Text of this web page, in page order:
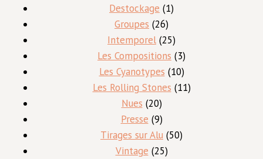
produits
Destockage 11
Groupes 2626
produits
Intemporel 2525
produits
Les Compositions 33
produits
Les Cyanotypes 1010
produits
Les Rolling Stones 1111
Nues 2020
produits
Presse 99
produits
Tirages sur Alu 5050
Vintage 2525